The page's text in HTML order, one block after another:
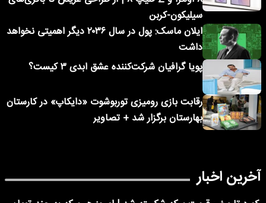
سیلیکون-کربن
ایلان ماسک: پول در سال ۲۰۳۶ دیگر اهمیتی نخواهد
داشت
پویا گرافیان شرکت‌کننده عشق ابدی ۳ کیست؟
رقابت بازی رومیزی توربوشوت «دایکاپ» در کارستان
بهارستان برگزار شد + تصاویر
آخرین اخبار